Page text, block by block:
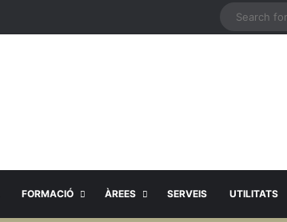
FORMACIÓ ÀREES SERVEIS UTILITATS